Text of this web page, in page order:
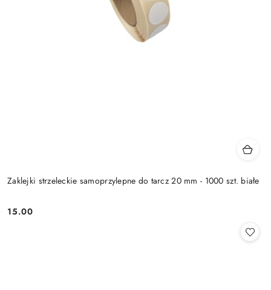
Zaklejki strzeleckie samoprzylepne do tarcz 20 mm - 1000 szt. białe
Cena:
15.00